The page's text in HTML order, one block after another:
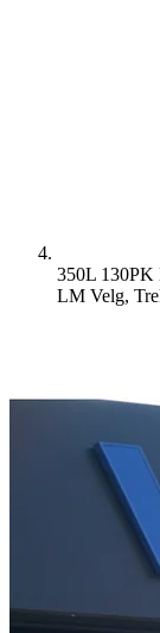
350L 130PK
LM Velg,